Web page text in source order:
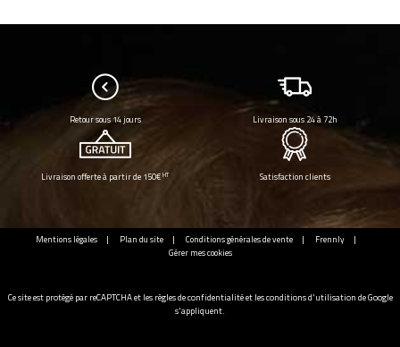
Retour sous 14 jours Livraison sous 24 à 72h
Livraison offerte à partir de 150€HT Satisfaction clients
Mentions légales Plan du site Conditions générales de vente
Frennly
Gérer mes cookies
Ce site est protégé par reCAPTCHA et les règles de confidentialitéet lesconditions d'utilisation de Google
s'appliquent.